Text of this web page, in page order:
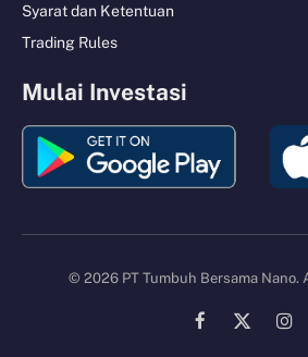
Syarat dan Ketentuan
Trading Rules
Mulai Investasi
© 2026 PT Tumbuh Bersama Nano.
Facebook
X